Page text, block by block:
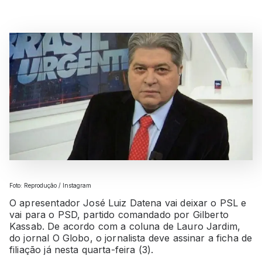
Foto: Reprodução / Instagram
O apresentador José Luiz Datena vai deixar o PSL e
vai para o PSD, partido comandado por Gilberto
Kassab. De acordo com a coluna de Lauro Jardim,
do jornal O Globo, o jornalista deve assinar a ficha de
filiação já nesta quarta-feira (3).